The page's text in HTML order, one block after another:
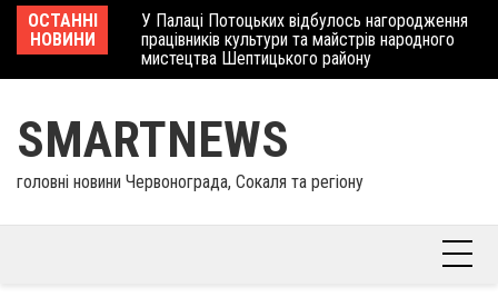
Skip
content
ОСТАННІ
НОВИНИ
У Палаці Потоцьких відбулось нагородження
працівників культури та майстрів народного
мистецтва Шептицького району
SMARTNEWS
головні новини Червонограда, Сокаля та регіону